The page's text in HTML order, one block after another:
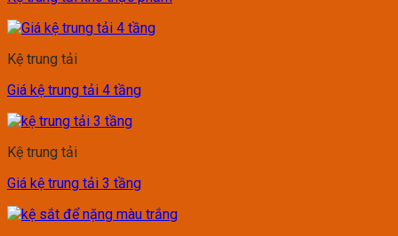
Kệ trung tải
Giá kệ trung tải 4 tầng
Kệ trung tải
Giá kệ trung tải 3 tầng